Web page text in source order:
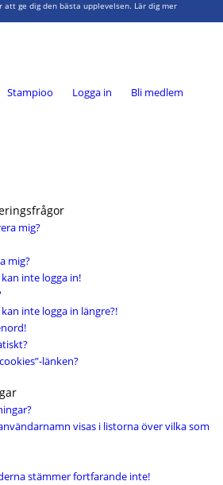
att ge dig den bästa upplevelsen. Lär dig mer
Stampioo Logga in Bli medlem
mig?
mig?
inte logga in!
inte logga in längre?!
länken?
visas i listorna över vilka som
stämmer fortfarande inte!